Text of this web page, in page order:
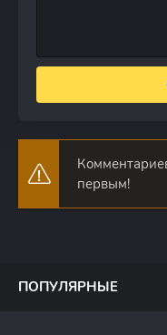
первым!
ПОПУЛЯРНЫЕ